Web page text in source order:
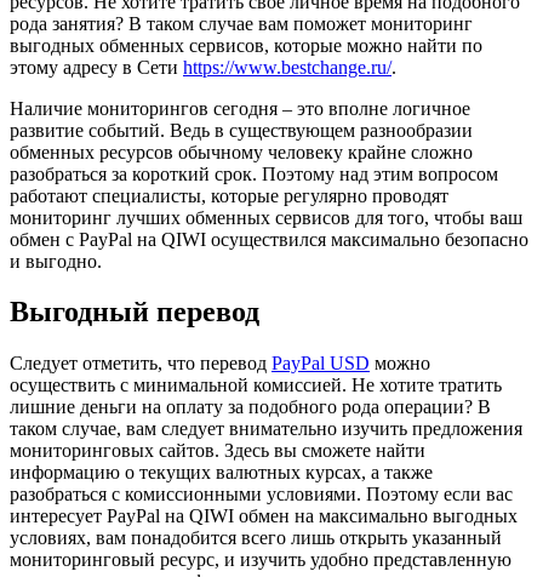
рода занятия? В таком случае вам поможет мониторинг
выгодных обменных сервисов, которые можно найти по
этому адресу в Сети https://www.bestchange.ru/.
Наличие мониторингов сегодня – это вполне логичное
развитие событий. Ведь в существующем разнообразии
обменных ресурсов обычному человеку крайне сложно
разобраться за короткий срок. Поэтому над этим вопросом
работают специалисты, которые регулярно проводят
мониторинг лучших обменных сервисов для того, чтобы ваш
обмен с PayPal на QIWI осуществился максимально безопасно
и выгодно.
Выгодный перевод
Следует отметить, что перевод PayPal USD можно
осуществить с минимальной комиссией. Не хотите тратить
лишние деньги на оплату за подобного рода операции? В
таком случае, вам следует внимательно изучить предложения
мониторинговых сайтов. Здесь вы сможете найти
информацию о текущих валютных курсах, а также
разобраться с комиссионными условиями. Поэтому если вас
интересует PayPal на QIWI обмен на максимально выгодных
условиях, вам понадобится всего лишь открыть указанный
мониторинговый ресурс, и изучить удобно представленную